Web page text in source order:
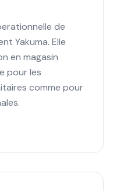
de
Yakuma. Elle
en magasin
pour les
comme pour